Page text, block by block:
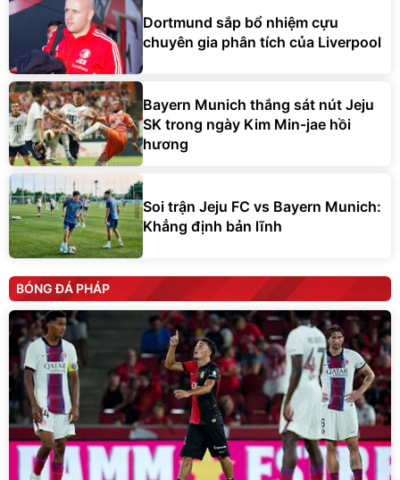
Dortmund sắp bổ nhiệm cựu
chuyên gia phân tích của Liverpool
Bayern Munich thắng sát nút Jeju
SK trong ngày Kim Min-jae hồi
hương
Soi trận Jeju FC vs Bayern Munich:
Khẳng định bản lĩnh
BÓNG ĐÁ PHÁP